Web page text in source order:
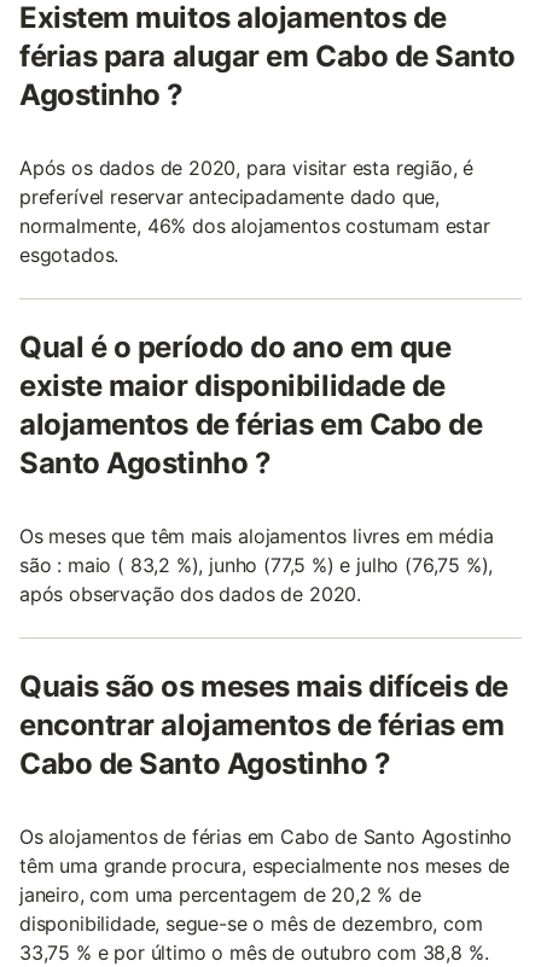
Existem muitos alojamentos de
férias para alugar em Cabo de Santo
Agostinho ?
Após os dados de 2020, para visitar esta região, é
preferível reservar antecipadamente dado que,
normalmente, 46% dos alojamentos costumam estar
esgotados.
Qual é o período do ano em que
existe maior disponibilidade de
alojamentos de férias em Cabo de
Santo Agostinho ?
Os meses que têm mais alojamentos livres em média
são : maio ( 83,2 %), junho (77,5 %) e julho (76,75 %),
após observação dos dados de 2020.
Quais são os meses mais difíceis de
encontrar alojamentos de férias em
Cabo de Santo Agostinho ?
Os alojamentos de férias em Cabo de Santo Agostinho
têm uma grande procura, especialmente nos meses de
janeiro, com uma percentagem de 20,2 % de
disponibilidade, segue-se o mês de dezembro, com
33,75 % e por último o mês de outubro com 38,8 %.